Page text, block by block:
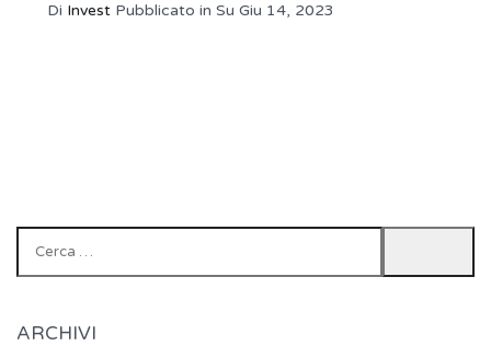
Di Invest Pubblicato in Su Giu 14, 2023
ARCHIVI